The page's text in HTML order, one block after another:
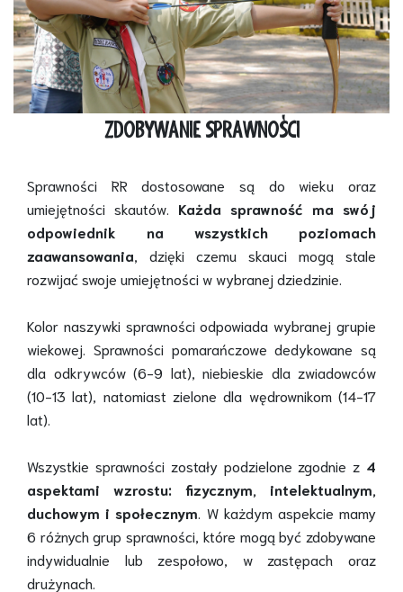
ZDOBYWANIE SPRAWNOŚCI
Sprawności RR dostosowane są do wieku oraz
umiejętności skautów.
Każda sprawność ma swój
odpowiednik na wszystkich poziomach
zaawansowania , dzięki czemu skauci mogą stale
rozwijać swoje umiejętności w wybranej dziedzinie.
Kolor naszywki sprawności odpowiada wybranej grupie
wiekowej. Sprawności pomarańczowe dedykowane są
dla odkrywców (6-9 lat), niebieskie dla zwiadowców
(10-13 lat), natomiast zielone dla wędrownikom (14-17
lat).
Wszystkie sprawności zostały podzielone zgodnie z 4
aspektami wzrostu: fizycznym, intelektualnym,
duchowym i społecznym . W każdym aspekcie mamy
6 różnych grup sprawności, które mogą być zdobywane
indywidualnie lub zespołowo, w zastępach oraz
drużynach.